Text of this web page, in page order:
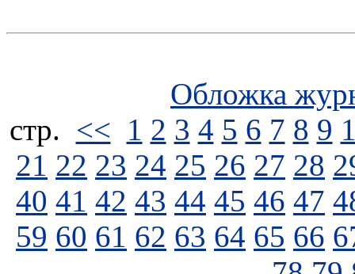
Обложка
стp. << 1 2 3 4 5 6 7 8 9
21 22 23 24 25 26 27 28
40 41 42 43 44 45 46 47
59 60 61 62 63 64 65 66